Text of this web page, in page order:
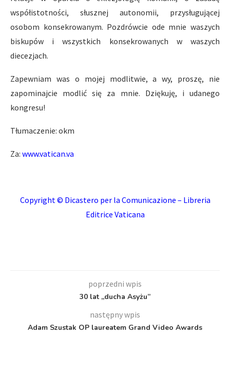
współistotności, słusznej autonomii, przysługującej
osobom konsekrowanym. Pozdrówcie ode mnie waszych
biskupów i wszystkich konsekrowanych w waszych
diecezjach.
Zapewniam was o mojej modlitwie, a wy, proszę, nie
zapominajcie modlić się za mnie. Dziękuję, i udanego
kongresu!
Tłumaczenie: okm
Za: www.vatican.va
Copyright © Dicastero per la Comunicazione – Libreria
Editrice Vaticana
poprzedni wpis
30 lat „ducha Asyżu”
następny wpis
Adam Szustak OP laureatem Grand Video Awards